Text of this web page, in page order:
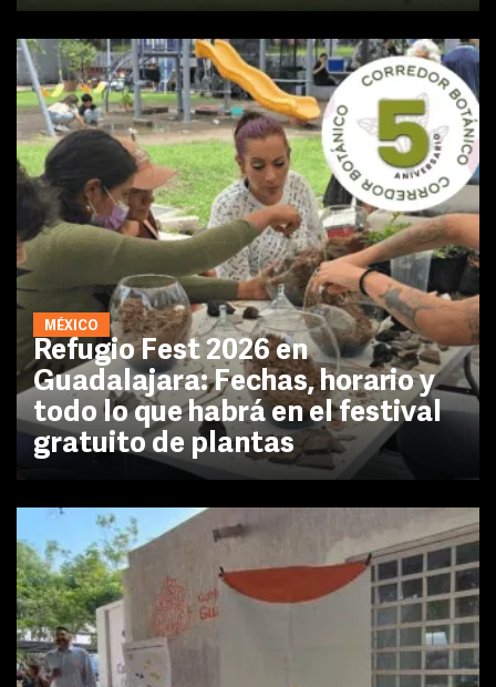
MÉXICO
Refugio Fest 2026 en
Guadalajara: Fechas, horario y
todo lo que habrá en el festival
gratuito de plantas